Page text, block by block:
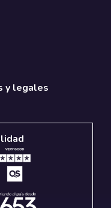
y legales